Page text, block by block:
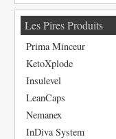
Les Pires Produits
Prima Minceur
KetoXplode
Insulevel
LeanCaps
Nemanex
InDiva System